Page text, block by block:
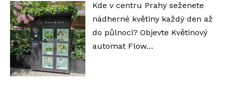
Kde v centru Prahy seženete
nádherné květiny každý den až
do půlnoci? Objevte Květinový
automat Flow…